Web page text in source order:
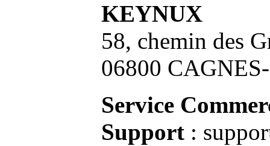
KEYNUX
58, chemin des
06800
Service
Support :